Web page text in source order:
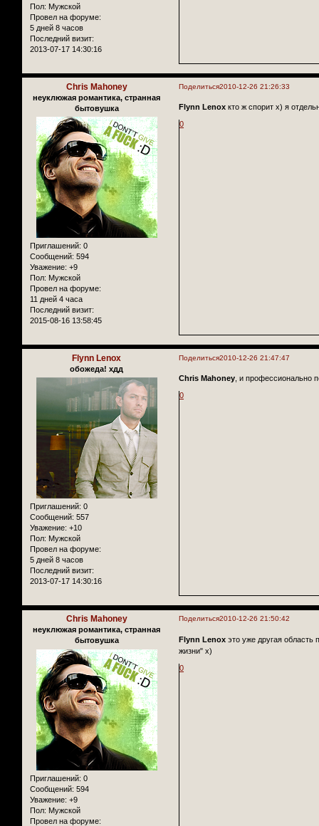
Пол: Мужской
Провел на форуме:
5 дней 8 часов
Последний визит:
2013-07-17 14:30:16
Поделиться2010-12-26 21:26:33
Chris Mahoney
неуклюжая романтика, странная
бытовушка
Приглашений: 0
Сообщений: 594
Уважение: +9
Пол: Мужской
Провел на форуме:
11 дней 4 часа
Последний визит:
2015-08-16 13:58:45
Flynn Lenox кто ж спорит х) я
0
Поделиться2010-12-26 21:47:47
Flynn Lenox
обожеда! хдд
Приглашений: 0
Сообщений: 557
Уважение: +10
Пол: Мужской
Провел на форуме:
5 дней 8 часов
Последний визит:
2013-07-17 14:30:16
Chris Mahoney , и профессионально
0
Поделиться2010-12-26 21:50:42
Chris Mahoney
неуклюжая романтика, странная
бытовушка
Приглашений: 0
Сообщений: 594
Уважение: +9
Пол: Мужской
Провел на форуме:
Flynn Lenox это уже другая
жизни" х)
0